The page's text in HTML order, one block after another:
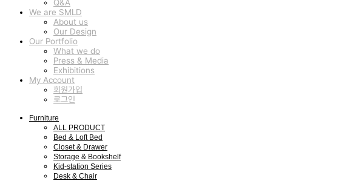
Q&A
We are SMLD
About us
Our Design
Our Portfolio
What we do
Press & Media
Exhibitions
My Account
회원가입
로그인
Furniture
ALL PRODUCT
Bed & Loft Bed
Closet & Drawer
Storage & Bookshelf
Kid-station Series
Desk & Chair